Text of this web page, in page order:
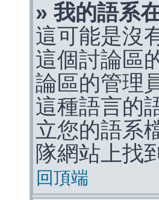
» 我的語系
這可能是沒
這個討論區
論區的管理
這種語言的
立您的語系
隊網站上找
回頂端